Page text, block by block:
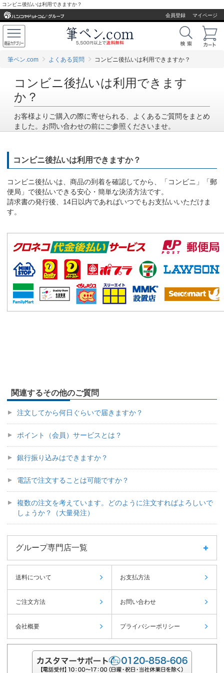
コンビニ後払いは利用できますか？
会員登録
マイページ
筆ペン.com よくある質問 コンビニ後払いは利用できますか？
コンビニ後払いは利用できます
か？
お客様よりご購入の際に寄せられる、よくあるご質問をまとめ
ました。お問い合わせの前にご参照くださいませ。
コンビニ後払いは利用できますか？
コンビニ後払いは、商品の到着を確認してから、「コンビニ」「郵
便局」で後払いできる安心・簡単な決済方法です。
請求書の発行後、14日以内であればいつでもお支払いいただけま
す。
関連するその他のご質問
注文してから何日ぐらいで届きますか？
ポイント（会員）サービスとは？
銀行振り込みはできますか？
電話で注文することは可能ですか？
複数の注文を考えています。どのように注文すればよろしいで
しょうか？（大量発注）
グループ専門店一覧
送料について お支払方法
ご注文方法 お問い合わせ
会社概要 プライバシーポリシー